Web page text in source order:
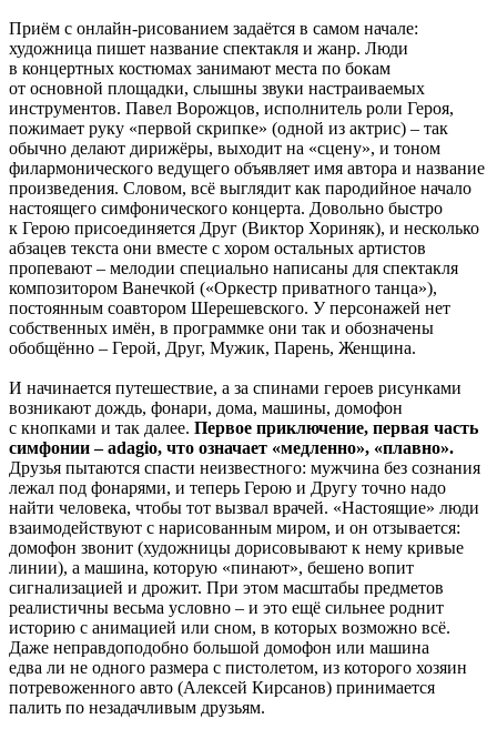
Приём с онлайн-рисованием задаётся в самом начале:
художница пишет название спектакля и жанр. Люди
в концертных костюмах занимают места по бокам
от основной площадки, слышны звуки настраиваемых
инструментов. Павел Ворожцов, исполнитель роли Героя,
пожимает руку «первой скрипке» (одной из актрис) – так
обычно делают дирижёры, выходит на «сцену», и тоном
филармонического ведущего объявляет имя автора и название
произведения. Словом, всё выглядит как пародийное начало
настоящего симфонического концерта. Довольно быстро
к Герою присоединяется Друг (Виктор Хориняк), и несколько
абзацев текста они вместе с хором остальных артистов
пропевают – мелодии специально написаны для спектакля
композитором Ванечкой («Оркестр приватного танца»),
постоянным соавтором Шерешевского. У персонажей нет
собственных имён, в программке они так и обозначены
обобщённо – Герой, Друг, Мужик, Парень, Женщина.
И начинается путешествие, а за спинами героев рисунками
возникают дождь, фонари, дома, машины, домофон
с кнопками и так далее. Первое приключение, первая часть
симфонии – adagio, что означает «медленно», «плавно».
Друзья пытаются спасти неизвестного: мужчина без сознания
лежал под фонарями, и теперь Герою и Другу точно надо
найти человека, чтобы тот вызвал врачей. «Настоящие» люди
взаимодействуют с нарисованным миром, и он отзывается:
домофон звонит (художницы дорисовывают к нему кривые
линии), а машина, которую «пинают», бешено вопит
сигнализацией и дрожит. При этом масштабы предметов
реалистичны весьма условно – и это ещё сильнее роднит
историю с анимацией или сном, в которых возможно всё.
Даже неправдоподобно большой домофон или машина
едва ли не одного размера с пистолетом, из которого хозяин
потревоженного авто (Алексей Кирсанов) принимается
палить по незадачливым друзьям.